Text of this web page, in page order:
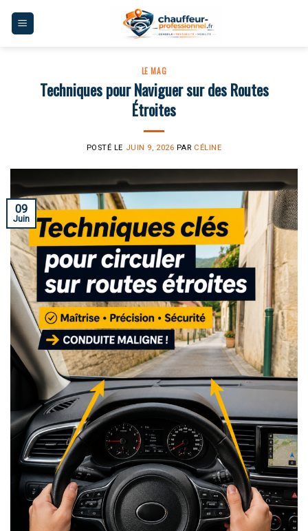
LE MAG
Techniques pour Naviguer sur des Routes
Étroites
POSTÉ LE JUIN 9, 2026 PAR CÉLINE
09
Juin